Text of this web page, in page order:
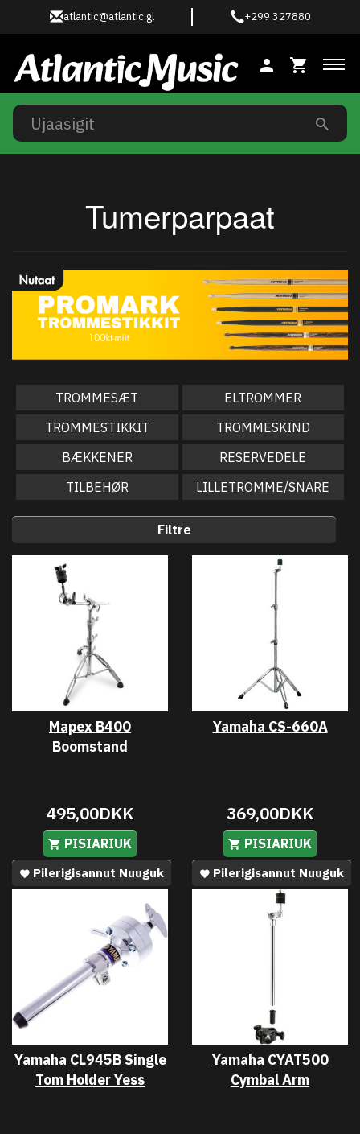
atlantic@atlantic.gl +299 327880
Tumerparpaat
TROMMESÆT
ELTROMMER
TROMMESTIKKIT
TROMMESKIND
BÆKKENER
RESERVEDELE
TILBEHØR
LILLETROMME/SNARE
Filtre
Mapex B400
Boomstand
495,00DKK
PISIARIUK
Pilerigisannut Nuuguk
Yamaha CS-660A
369,00DKK
PISIARIUK
Pilerigisannut Nuuguk
Yamaha CL945B Single
Tom Holder Yess
Yamaha CYAT500
Cymbal Arm